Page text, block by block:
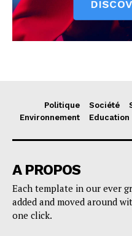
Politique Société
Environnement
Education
A PROPOS
Each template in our ever
added and moved around
one click.